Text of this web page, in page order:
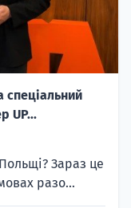
спеціальний
UP...
Зараз це
разо...